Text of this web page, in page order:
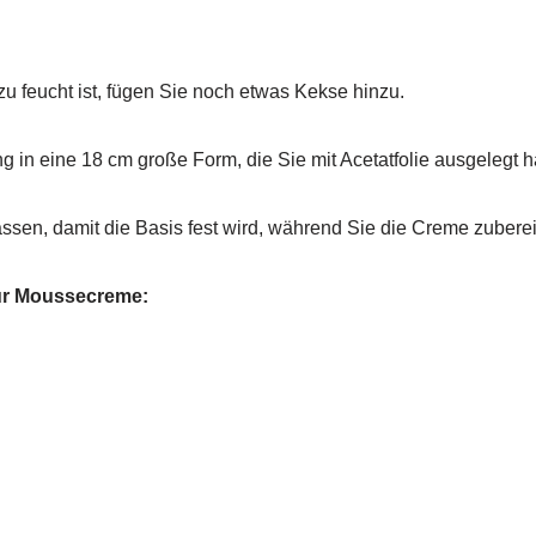
feucht ist, fügen Sie noch etwas Kekse hinzu.
in eine 18 cm große Form, die Sie mit Acetatfolie ausgelegt
damit die Basis fest wird, während Sie die Creme
Moussecreme: